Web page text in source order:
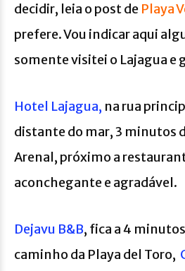
decidir, leia o post de Playa
prefere. Vou indicar aqui
somente visitei o Lajagua e
Hotel Lajagua, na rua
distante do mar, 3 minutos
Arenal, próximo a
aconchegante e agradável.
Dejavu B&B, fica a 4
caminho da Playa del Toro,